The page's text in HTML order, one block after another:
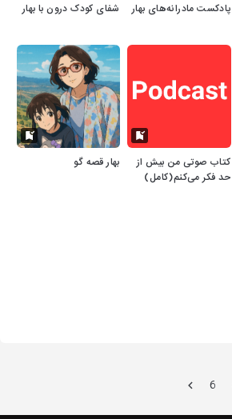
پادکست مادرانه‌های بهار شفای کودک درون با بهار
کتاب صوتی من بیش از
حد فکر می‌کنم(کامل)
بهار قصه گو
6